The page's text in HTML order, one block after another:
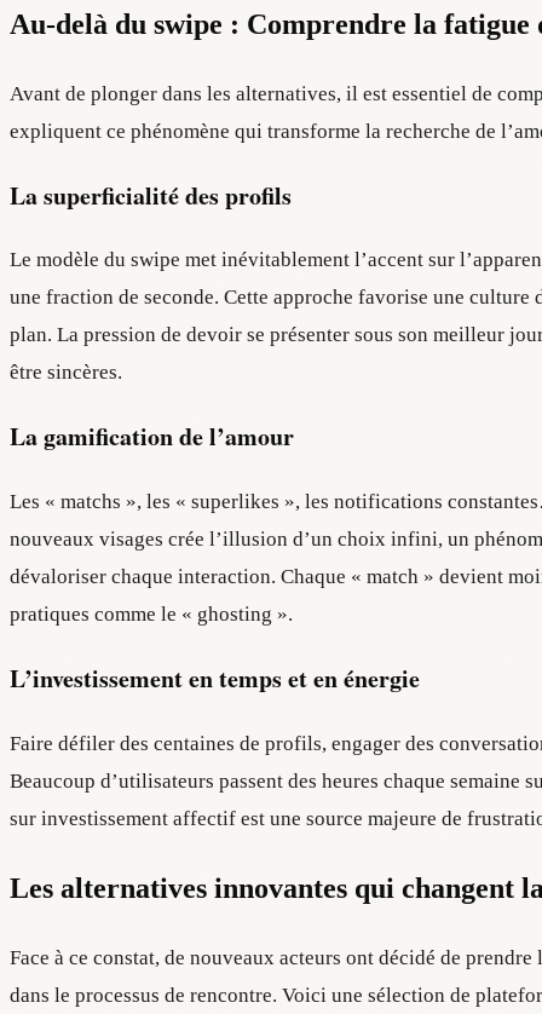
Au-delà du swipe : Comprendre la fatigue
Avant de plonger dans les alternatives, il est essentiel de
expliquent ce phénomène qui transforme la recherche de
La superficialité des profils
Le modèle du swipe met inévitablement l’accent sur
une fraction de seconde. Cette approche favorise une
plan. La pression de devoir se présenter sous son meilleur
être sincères.
La gamification de l’amour
Les « matchs », les « superlikes », les notifications
nouveaux visages crée l’illusion d’un choix infini, un
dévaloriser chaque interaction. Chaque « match » devient
pratiques comme le « ghosting ».
L’investissement en temps et en énergie
Faire défiler des centaines de profils, engager des
Beaucoup d’utilisateurs passent des heures chaque
sur investissement affectif est une source majeure de
Les alternatives innovantes qui changent
Face à ce constat, de nouveaux acteurs ont décidé de
dans le processus de rencontre. Voici une sélection de